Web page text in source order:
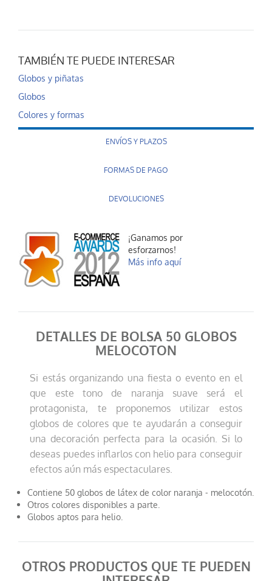
TAMBIÉN TE PUEDE INTERESAR
Globos y piñatas
Globos
Colores y formas
ENVÍOS Y PLAZOS
FORMAS DE PAGO
DEVOLUCIONES
¡Ganamos por
esforzarnos!
Más info aquí
DETALLES DE BOLSA 50 GLOBOS
MELOCOTON
Si estás organizando una fiesta o evento en el
que este tono de naranja suave será el
protagonista, te proponemos utilizar estos
globos de colores que te ayudarán a conseguir
una decoración perfecta para la ocasión. Si lo
deseas puedes inflarlos con helio para conseguir
efectos aún más espectaculares.
Contiene 50 globos de látex de color naranja - melocotón.
Otros colores disponibles a parte.
Globos aptos para helio.
OTROS PRODUCTOS QUE TE PUEDEN